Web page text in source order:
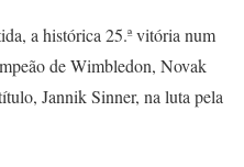
a histórica 25.ª vitória num
de Wimbledon, Novak
Jannik Sinner, na luta pela